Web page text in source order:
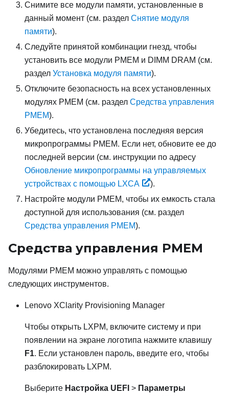
Снимите все модули памяти, установленные в
данный момент (см. раздел Снятие модуля
памяти).
Следуйте принятой комбинации гнезд, чтобы
установить все модули PMEM и DIMM DRAM (см.
раздел Установка модуля памяти).
Отключите безопасность на всех установленных
модулях PMEM (см. раздел Средства управления
PMEM).
Убедитесь, что установлена последняя версия
микропрограммы PMEM. Если нет, обновите ее до
последней версии (см. инструкции по адресу
Обновление микропрограммы на управляемых
устройствах с помощью LXCA
).
Настройте модули PMEM, чтобы их емкость стала
доступной для использования (см. раздел
Средства управления PMEM).
Средства управления PMEM
Модулями PMEM можно управлять с помощью
следующих инструментов.
Lenovo XClarity Provisioning Manager
Чтобы открыть LXPM, включите систему и при
появлении на экране логотипа нажмите клавишу
F1. Если установлен пароль, введите его, чтобы
разблокировать LXPM.
Выберите Настройка UEFI > Параметры